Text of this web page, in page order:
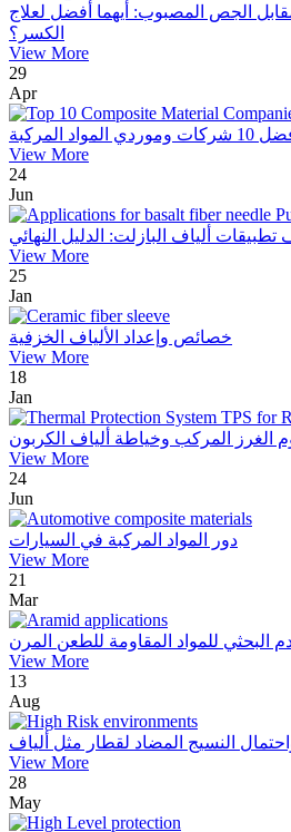
الجص المصبوب: أيهما أفضل لعلاج
الكسر؟
View More
29
Apr
شركات وموردي المواد المركبة
View More
24
Jun
ألياف البازلت: الدليل النهائي
View More
25
Jan
خصائص وإعداد الألياف الخزفية
View More
18
Jan
الغرز المركب وخياطة ألياف الكربون
View More
24
Jun
دور المواد المركبة في السيارات
View More
21
Mar
View More
13
Aug
View More
28
May